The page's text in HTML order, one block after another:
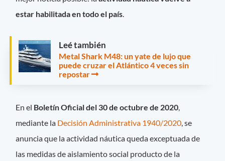
estar habilitada en todo el país
Leé también
Metal Shark M48: un yate de lujo que
puede cruzar el Atlántico 4 veces sin
repostar
En el Boletín Oficial del 30 de octubre de 2020,
mediante la Decisión Administrativa 1940/2020, se
anuncia que la actividad náutica queda exceptuada de
las medidas de aislamiento social producto de la